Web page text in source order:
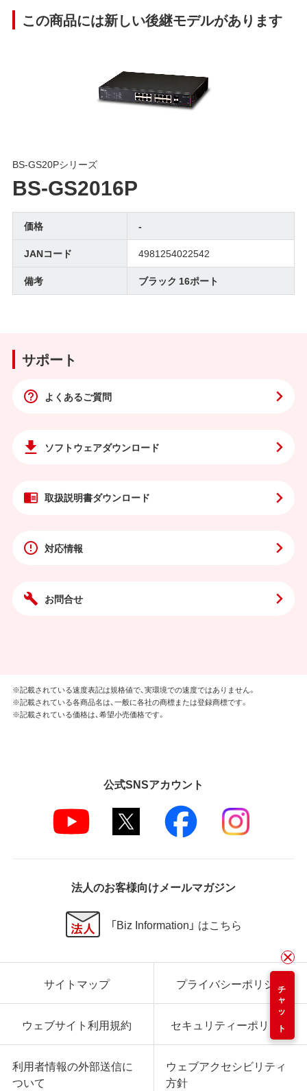
この商品には新しい後継モデルがあります
BS-GS20Pシリーズ
BS-GS2016P
価格
-
JANコード
4981254022542
備考
ブラック 16ポート
サポート
よくあるご質問
ソフトウェアダウンロード
取扱説明書ダウンロード
対応情報
お問合せ
チャット
※記載されている速度表記は規格値で、実環境での速度ではありません。
※記載されている各商品名は、一般に各社の商標または登録商標です。
※記載されている価格は、希望小売価格です。
公式SNSアカウント
法人のお客様向けメールマガジン
「Biz Information」 はこちら
サイトマップ プライバシーポリシー
ウェブサイト利用規約 セキュリティーポリシー
利用者情報の外部送信に
ついて
ウェブアクセシビリティ
方針